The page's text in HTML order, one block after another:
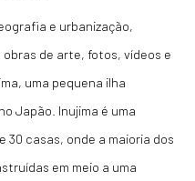
e urbanização,
obras de arte, fotos, vídeos e
uma pequena ilha
Japão. Inujima é uma
30 casas, onde a maioria dos
em meio a uma